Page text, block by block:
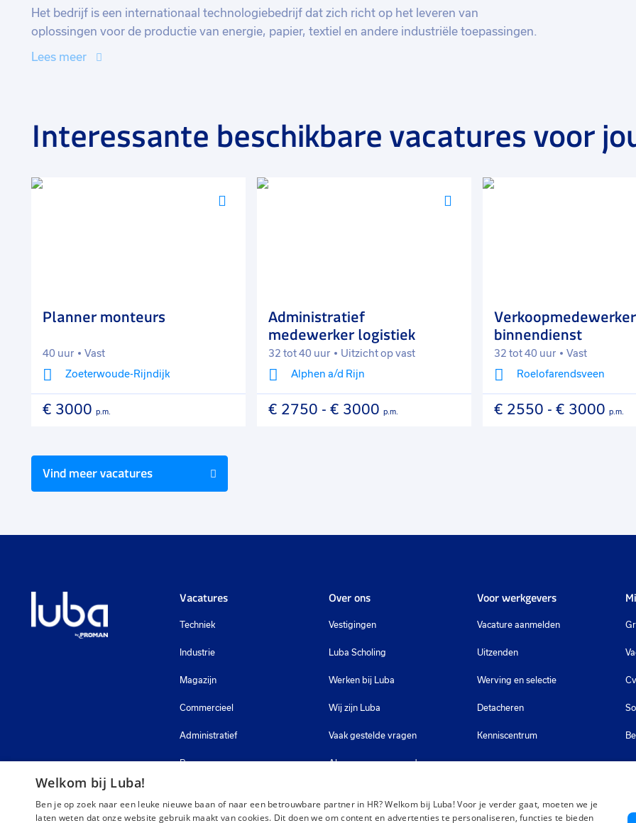
Het bedrijf is een internationaal technologiebedrijf dat zich richt op het leveren van
oplossingen voor de productie van energie, papier, textiel en andere industriële toepassingen.
Het bedrijf biedt apparatuur, systemen en services voor diverse sectoren, zoals de pulp- en
Lees meer
Interessante beschikbare vacatures voor
Planner monteurs
40 uur
Vast
Zoeterwoude-Rijndijk
€ 3000 p.m.
Administratief
medewerker logistiek
32 tot 40 uur
Uitzicht op vast
Alphen a/d Rijn
€ 2750 - € 3000 p.m.
Verkoopmedewerker
binnendienst
32 tot 40 uur
Vast
Roelofarendsveen
€ 2550 - € 3000 p.m.
Vind meer vacatures
Vacatures
Techniek
Industrie
Magazijn
Commercieel
Administratief
Bouw
Over ons
Vestigingen
Luba Scholing
Werken bij Luba
Wij zijn Luba
Vaak gestelde vragen
Algemene voorwaarden
Voor werkgevers
Vacature aanmelden
Uitzenden
Werving en selectie
Detacheren
Kenniscentrum
Welkom bij Luba!
Ben je op zoek naar een leuke nieuwe baan of naar een betrouwbare partner in HR? Welkom bij Luba! Voor je verder gaat, moeten we je
laten weten dat onze website gebruik maakt van cookies. Dit doen we om content en advertenties te personaliseren, functies te bieden